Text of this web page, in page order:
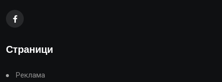
Страници
Реклама